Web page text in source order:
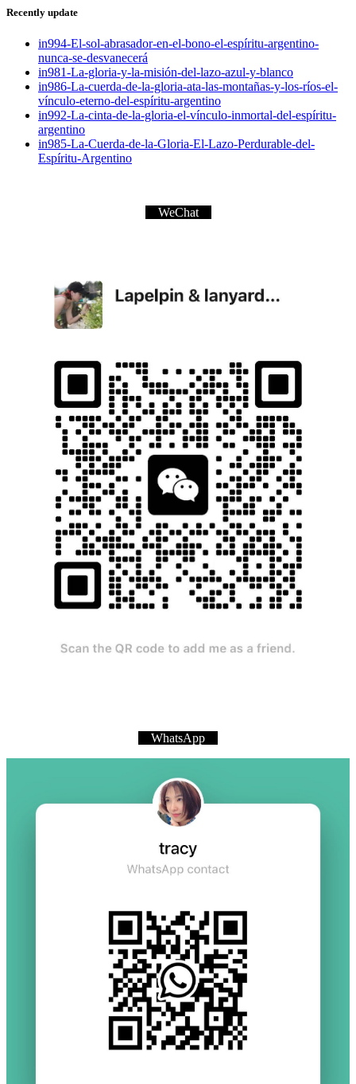
Recently update
in994-El-sol-abrasador-en-el-bono-el-espíritu-argentino-
nunca-se-desvanecerá
in981-La-gloria-y-la-misión-del-lazo-azul-y-blanco
in986-La-cuerda-de-la-gloria-ata-las-montañas-y-los-ríos-el-
vínculo-eterno-del-espíritu-argentino
in992-La-cinta-de-la-gloria-el-vínculo-inmortal-del-espíritu-
argentino
in985-La-Cuerda-de-la-Gloria-El-Lazo-Perdurable-del-
Espíritu-Argentino
WeChat
WhatsApp